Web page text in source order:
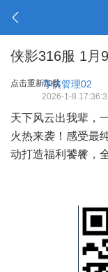
侠影316服 1月
点击重新加载寻侠管理02
2026-1-8
天下风云出我辈，
火热来袭！感受最
动打造福利饕餮，